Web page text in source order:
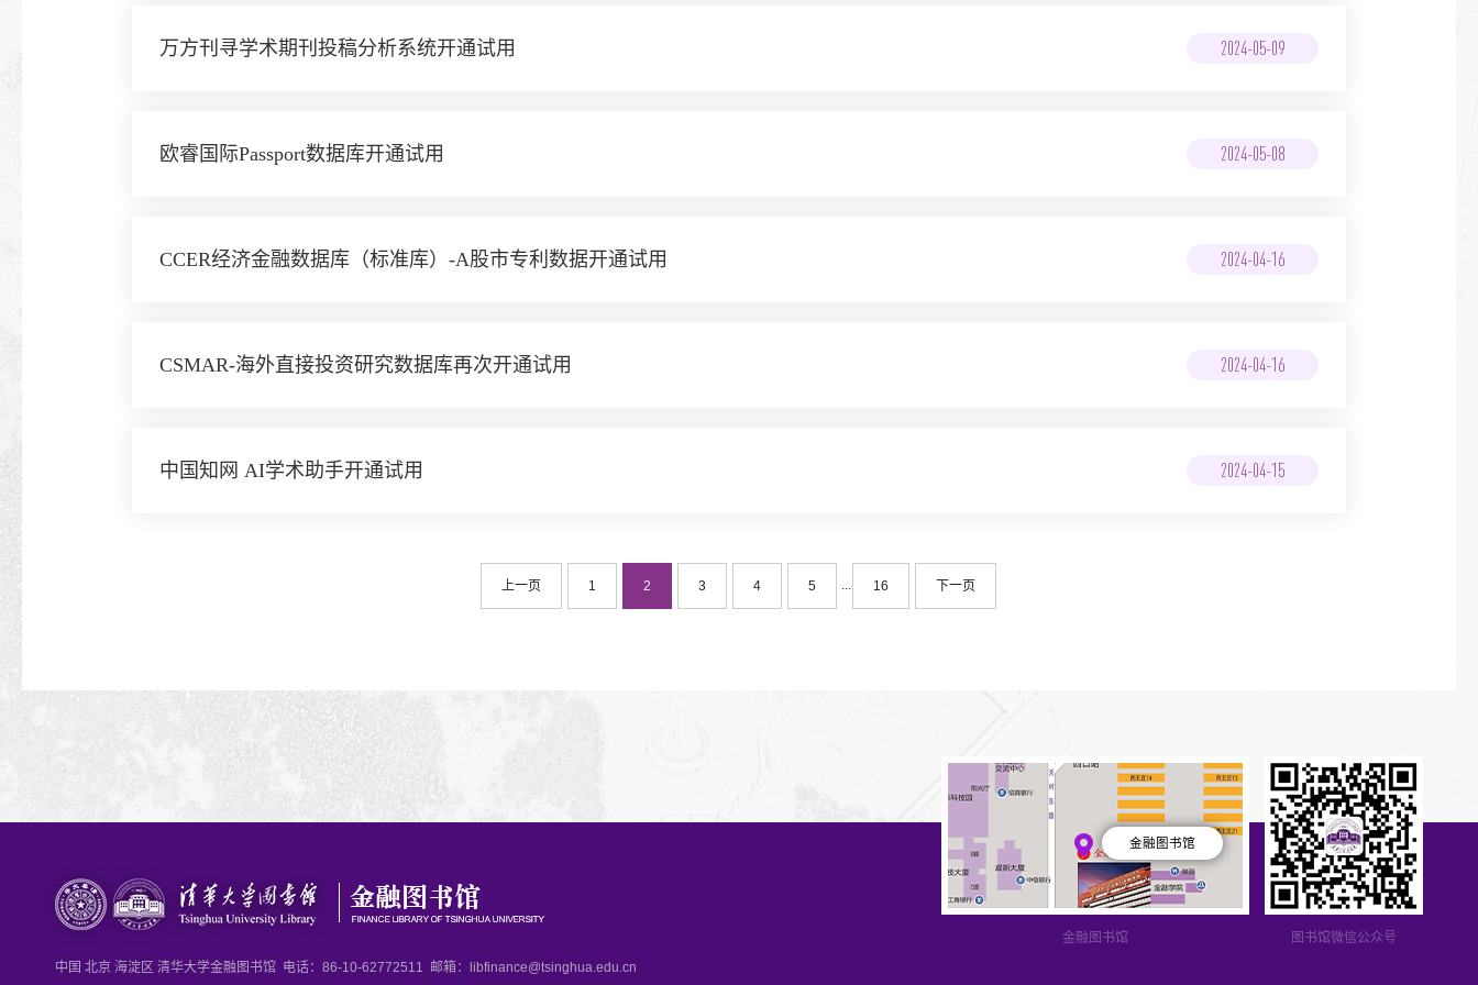
万方刊寻学术期刊投稿分析系统开通试用 2024-05-09
欧睿国际Passport数据库开通试用 2024-05-08
CCER经济金融数据库（标准库）-A股市专利数据开通试用 2024-04-16
CSMAR-海外直接投资研究数据库再次开通试用 2024-04-16
中国知网 AI学术助手开通试用 2024-04-15
上一页 1 2 3 4 5 ... 16 下一页
中国 北京 海淀区 清华大学金融图书馆 电话：86-10-62772511 邮箱：libfinance@tsinghua.edu.cn
金融图书馆
金融图书馆 图书馆微信公众号